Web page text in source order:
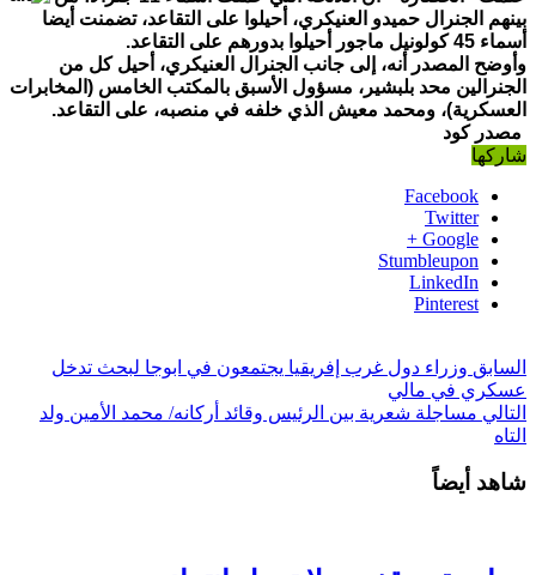
بينهم الجنرال حميدو العنيكري، أحيلوا على التقاعد، تضمنت أيضا
أسماء 45 كولونيل ماجور أحيلوا بدورهم على التقاعد.
وأوضح المصدر أنه، إلى جانب الجنرال العنيكري، أحيل كل من
الجنرالين محد بلبشير، مسؤول الأسبق بالمكتب الخامس (المخابرات
العسكرية)، ومحمد معيش الذي خلفه في منصبه، على التقاعد.
مصدر كود
شاركها
Facebook
Twitter
Google +
Stumbleupon
LinkedIn
Pinterest
السابق وزراء دول غرب إفريقيا يجتمعون في ابوجا لبحث تدخل
عسكري في مالي
التالي مساجلة شعرية بين الرئيس وقائد أركانه/ محمد الأمين ولد
التاه
شاهد أيضاً